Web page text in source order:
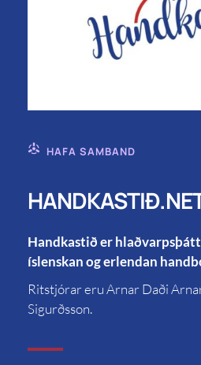
HAFA SAMBAND
Handkastið er
íslenskan og erlendan
Ritstjórar eru Arnar Daði
Sigurðsson.